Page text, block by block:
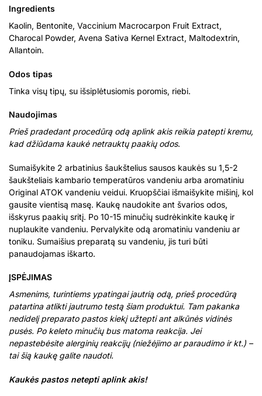
Ingredients
Kaolin, Bentonite, Vaccinium Macrocarpon Fruit Extract,
Charocal Powder, Avena Sativa Kernel Extract, Maltodextrin,
Allantoin.
Odos tipas
Tinka visų tipų, su išsiplėtusiomis poromis, riebi.
Naudojimas
Prieš pradedant procedūrą odą aplink akis reikia patepti kremu,
kad džiūdama kaukė netrauktų paakių odos.
Sumaišykite 2 arbatinius šaukštelius sausos kaukės su 1,5-2
šaukšteliais kambario temperatūros vandeniu arba aromatiniu
Original ATOK vandeniu veidui. Kruopščiai išmaišykite mišinį, kol
gausite vientisą masę. Kaukę naudokite ant švarios odos,
išskyrus paakių sritį. Po 10-15 minučių sudrėkinkite kaukę ir
nuplaukite vandeniu. Pervalykite odą aromatiniu vandeniu ar
toniku. Sumaišius preparatą su vandeniu, jis turi būti
panaudojamas iškarto.
ĮSPĖJIMAS
Asmenims, turintiems ypatingai jautrią odą, prieš procedūrą
patartina atlikti jautrumo testą šiam produktui. Tam pakanka
nedidelį preparato pastos kiekį užtepti ant alkūnės vidinės
pusės. Po keleto minučių bus matoma reakcija. Jei
nepastebėsite alerginių reakcijų (niežėjimo ar paraudimo ir kt.) –
tai šią kaukę galite naudoti.
Kaukės pastos netepti aplink akis!